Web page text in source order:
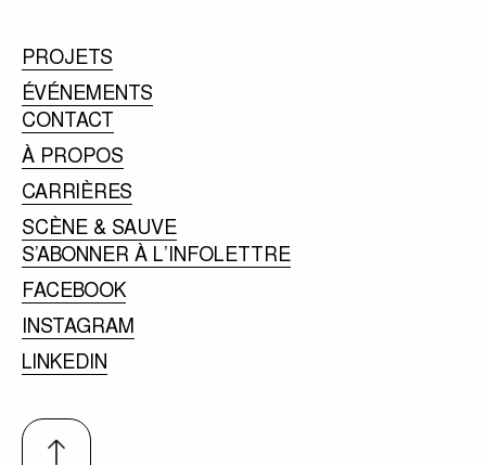
PROJETS
ÉVÉNEMENTS
CONTACT
À PROPOS
CARRIÈRES
SCÈNE & SAUVE
S’ABONNER À L’INFOLETTRE
FACEBOOK
INSTAGRAM
LINKEDIN